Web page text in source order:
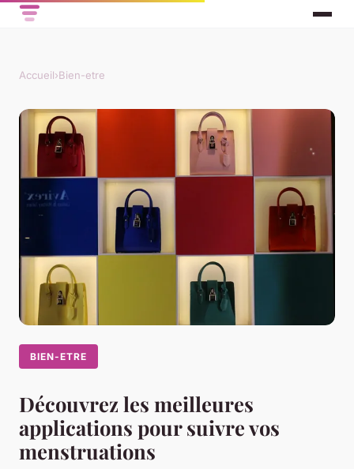
Accueil›Bien-etre
BIEN-ETRE
Découvrez les meilleures
applications pour suivre vos
menstruations